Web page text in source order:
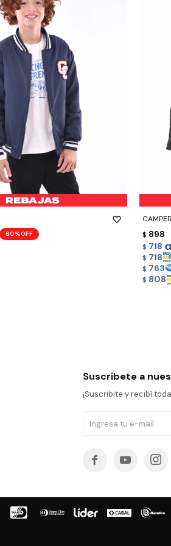
60 $ 898
$ 718
$ 718
$ 763
$ 808
-
Suscríbete a
¡Suscribite y recibí
  